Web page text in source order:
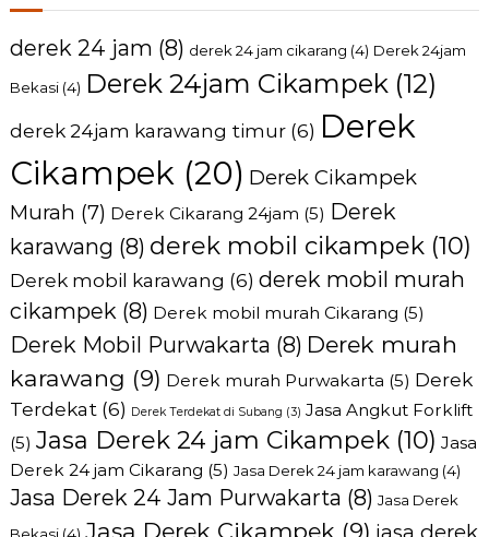
derek 24 jam (8) derek 24 jam cikarang (4) Derek 24jam
Bekasi(4) Derek 24jam Cikampek(12)
derek 24jam karawang timur(6) Derek
Cikampek(20) Derek Cikampek
Murah (7) Derek Cikarang 24jam (5) Derek
karawang (8) derek mobil cikampek(10)
Derek mobil karawang (6) derek mobil murah
cikampek(8) Derek mobil murah Cikarang (5)
Derek Mobil Purwakarta (8) Derek murah
karawang (9) Derek murah Purwakarta (5) Derek
Terdekat(6) Derek Terdekat di Subang (3) Jasa Angkut Forklift
(5) Jasa Derek 24 jam Cikampek(10) Jasa
Derek 24 jam Cikarang (5) Jasa Derek 24 jam karawang (4)
Jasa Derek 24 Jam Purwakarta (8) Jasa Derek
Jasa Derek Cikampek (9)